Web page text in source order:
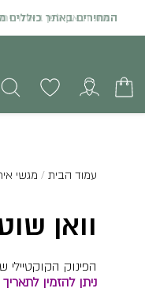
הזמנות און ליין באתר
עמוד הבית / מגשי
וואן
הפינוק הקוקטיילי
ניתן להזמין לתאריך 2.3 ואילך